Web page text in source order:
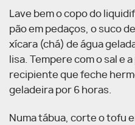
Lave bem o copo do
pão em pedaços, o suco
xícara (chá) de água
lisa. Tempere com o sal e
recipiente que feche
geladeira por 6 horas.
Numa tábua, corte o tofu